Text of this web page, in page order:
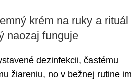
krém na ruky a rituál
naozaj funguje
dezinfekcii, častému
žiareniu, no v bežnej rutine im